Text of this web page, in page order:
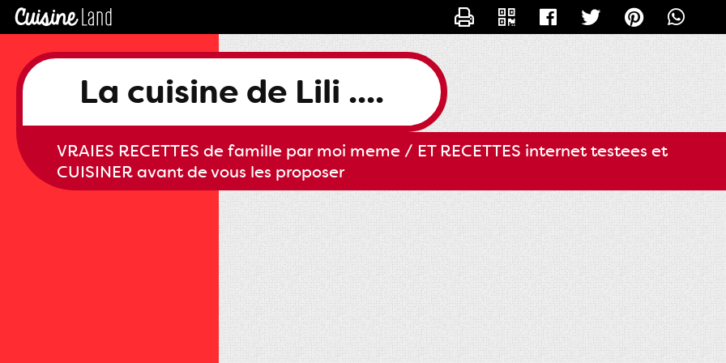
La cuisine de Lili ....
VRAIES RECETTES de famille par moi meme / ET RECETTES internet testees et
CUISINER avant de vous les proposer
CONTACTER SLILI34